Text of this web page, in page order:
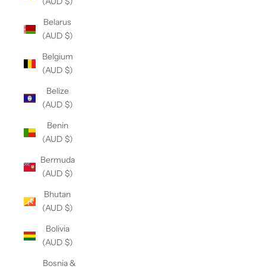
Belarus
(AUD $)
Belgium
(AUD $)
Belize
(AUD $)
Benin
(AUD $)
Bermuda
(AUD $)
Bhutan
(AUD $)
Bolivia
(AUD $)
Bosnia &